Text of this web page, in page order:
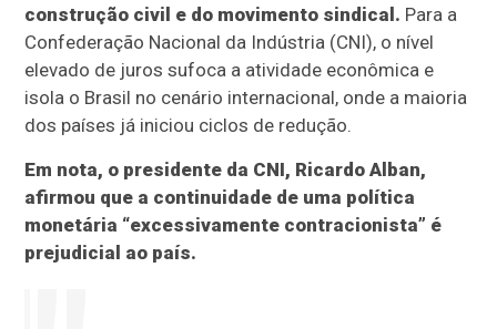
construção civil e do movimento sindical. Para a
Confederação Nacional da Indústria (CNI), o nível
elevado de juros sufoca a atividade econômica e
isola o Brasil no cenário internacional, onde a maioria
dos países já iniciou ciclos de redução.
Em nota, o presidente da CNI, Ricardo Alban,
afirmou que a continuidade de uma política
monetária “excessivamente contracionista” é
prejudicial ao país.